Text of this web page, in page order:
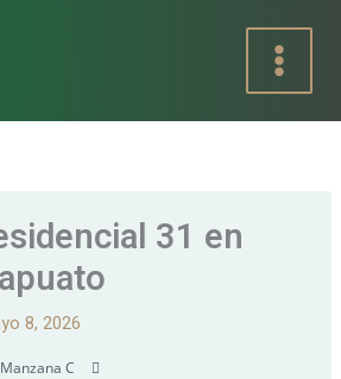
31 en
8, 2026
Manzana C